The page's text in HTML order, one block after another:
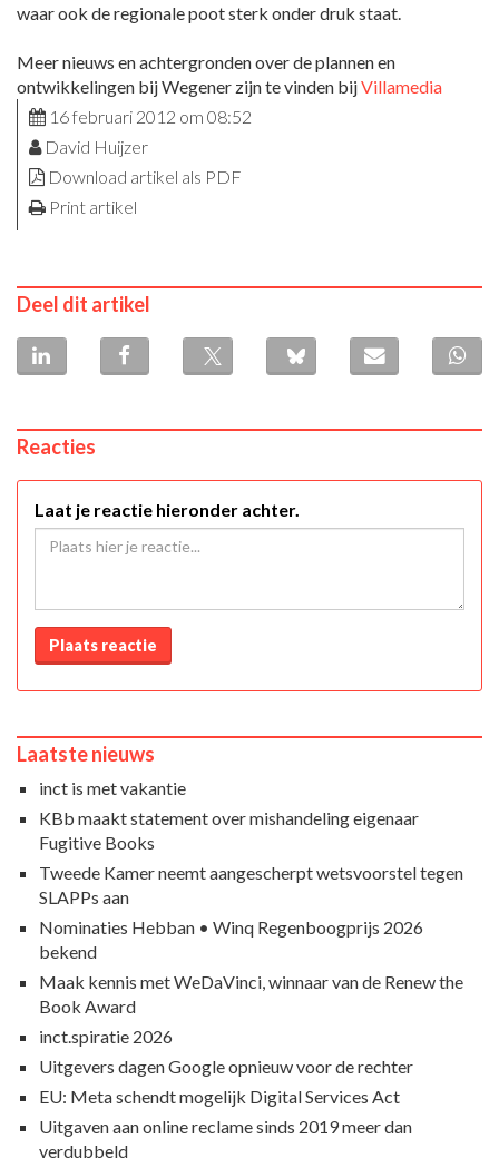
waar ook de regionale poot sterk onder druk staat.
Meer nieuws en achtergronden over de plannen en
ontwikkelingen bij Wegener zijn te vinden bijVillamedia
16 februari 2012 om 08:52
David Huijzer
Download artikel als PDF
Print artikel
Deel dit artikel
Reacties
Laat je reactie hieronder achter.
Plaats reactie
Laatste nieuws
inct is met vakantie
KBb maakt statement over mishandeling eigenaar
Fugitive Books
Tweede Kamer neemt aangescherpt wetsvoorstel tegen
SLAPPs aan
Nominaties Hebban • Winq Regenboogprijs 2026
bekend
Maak kennis met WeDaVinci, winnaar van de Renew the
Book Award
inct.spiratie 2026
Uitgevers dagen Google opnieuw voor de rechter
EU: Meta schendt mogelijk Digital Services Act
Uitgaven aan online reclame sinds 2019 meer dan
verdubbeld